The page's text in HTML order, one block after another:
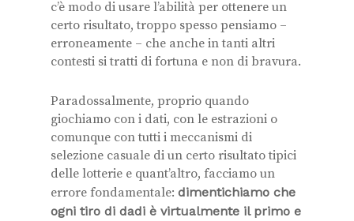
c’è modo di usare l’abilità per ottenere un
certo risultato, troppo spesso pensiamo –
erroneamente – che anche in tanti altri
contesti si tratti di fortuna e non di bravura.
Paradossalmente, proprio quando
giochiamo con i dati, con le estrazioni o
comunque con tutti i meccanismi di
selezione casuale di un certo risultato tipici
delle lotterie e quant’altro, facciamo un
errore fondamentale: dimentichiamo che
ogni tiro di dadi è virtualmente il primo e